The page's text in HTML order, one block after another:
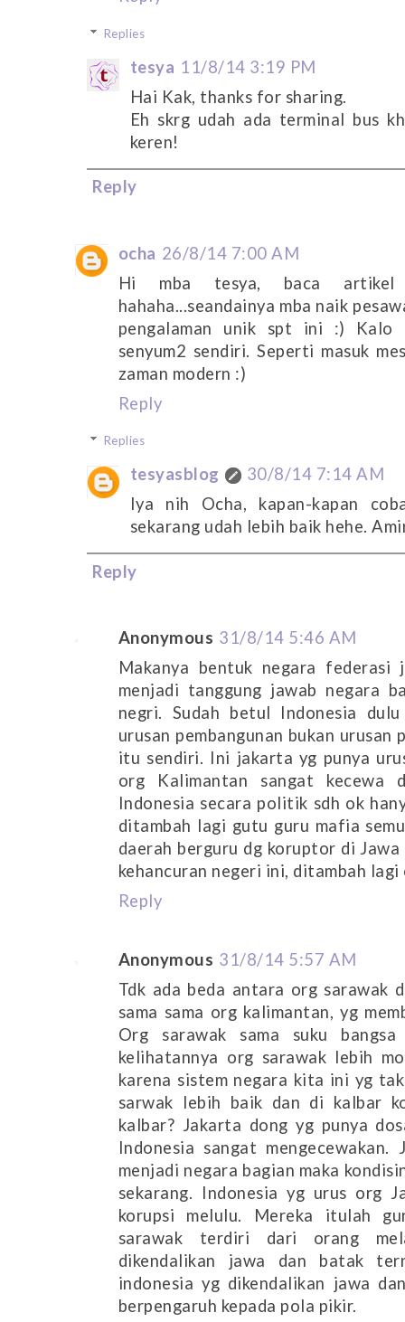
Replies
tesya 11/8/14 3:19 PM
Hai Kak, thanks for sharing.
Eh skrg udah ada terminal bus
keren!
Reply
ocha 26/8/14 7:00 AM
Hi mba tesya, baca artikel
hahaha...seandainya mba naik
pengalaman unik spt ini :)
senyum2 sendiri. Seperti masuk
zaman modern :)
Reply
Replies
tesyasblog
30/8/14 7:14 AM
Iya nih Ocha, kapan-kapan
sekarang udah lebih baik hehe.
Reply
Anonymous 31/8/14 5:46 AM
Makanya bentuk negara
menjadi tanggung jawab negara
negri. Sudah betul Indonesia
urusan pembangunan bukan
itu sendiri. Ini jakarta yg punya
org Kalimantan sangat kecewa
Indonesia secara politik sdh ok
ditambah lagi gutu guru mafia
daerah berguru dg koruptor di
kehancuran negeri ini, ditambah
Reply
Anonymous 31/8/14 5:57 AM
Tdk ada beda antara org sarawak
sama sama org kalimantan, yg
Org sarawak sama suku
kelihatannya org sarawak lebih
karena sistem negara kita ini yg
sarwak lebih baik dan di kalbar
kalbar? Jakarta dong yg punya
Indonesia sangat
menjadi negara bagian maka
sekarang. Indonesia yg urus org
korupsi melulu. Mereka itulah
sarawak terdiri dari orang
dikendalikan jawa dan batak
indonesia yg dikendalikan jawa
berpengaruh kepada pola pikir.